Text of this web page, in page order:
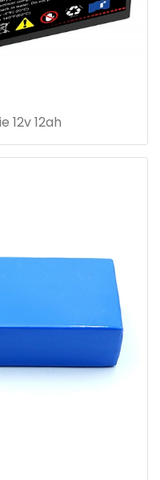
12v 12ah